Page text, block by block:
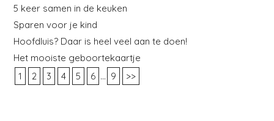
5 keer samen in de keuken
Sparen voor je kind
Hoofdluis? Daar is heel veel aan te doen!
Het mooiste geboortekaartje
1
2 3 4 5 6 ... 9 >>